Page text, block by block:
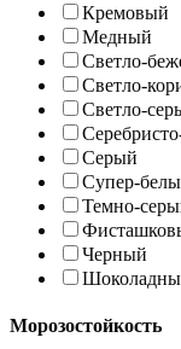
Кремовый
Медный
Светло-
Светло-
Светло-
Серый
Супер-
Темно-
Черный
Морозостойкость